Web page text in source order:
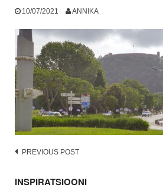
10/07/2021 ANNIKA
Post
PREVIOUS POST
INSPIRATSIOONI